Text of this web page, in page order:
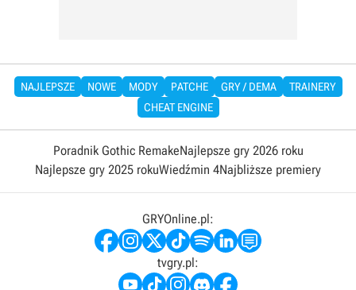
NAJLEPSZE NOWE MODY PATCHE GRY / DEMA
TRAINERY
CHEAT ENGINE
Poradnik Gothic RemakeNajlepsze gry 2026 roku
Najlepsze gry 2025 rokuWiedźmin 4Najbliższe premiery
GRYOnline.pl:
tvgry.pl: